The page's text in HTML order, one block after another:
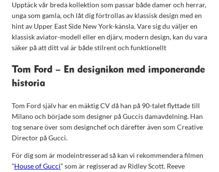
Upptäck vår breda kollektion som passar både damer och herrar,
unga som gamla, och låt dig förtrollas av klassisk design med en
hint av Upper East Side New York-känsla. Vare sig du väljer en
klassisk aviator-modell eller en djärv, modern design, kan du vara
säker på att ditt val är både stilrent och funktionellt
Tom Ford – En designikon med imponerande
historia
Tom Ford själv har en mäktig CV då han på 90-talet flyttade till
Milano och började som designer på Guccis damavdelning. Han
tog senare över som designchef och därefter även som Creative
Director på Gucci.
För dig som är modeintresserad så kan vi rekommendera filmen
”House of Gucci” som är regisserad av Ridley Scott. Reeve